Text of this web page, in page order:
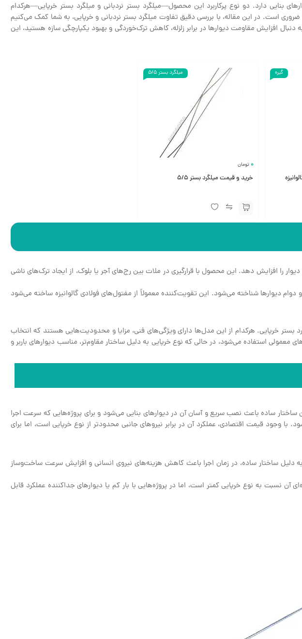
دارد. دو نوع پرکاربرد این محصول—میلگرد بستر نردبانی و میلگرد بستر خرپایی—هرکدام
است. در این مقاله، با بررسی دقیق تفاوت میلگرد بستر نردبانی و خرپایی، به شما کمک می‌کنیم
دنبال افزایش مقاومت دیوارها در برابر زلزله، کاهش ترک‌خوردگی و بهبود یکپارچگی سازه هستید، این
گیره میلگرد بستر 5/5
0 تومان
خرید و قیمت میلگرد بستر 5/5
را افزایش دهد. این محصول با قرارگیری در ملات بین رج‌های آجر یا بلوک، از ایجاد ترک‌های ناشی
و دوام دیوارها شناخته می‌شود. این تقویت‌کننده معمولاً از مفتول‌های فولادی گالوانیزه ساخته می‌شود
خرپایی. هرکدام از این مدل‌ها دارای ویژگی‌های فنی، مزایا و محدودیت‌هایی هستند که انتخاب
معمولی استفاده می‌شود، در حالی که نوع خرپایی به دلیل ساختار مقاوم‌تر، مناسب دیوارهای باربر و
ساده باعث نصب سریع و آسان آن در دیوارهای بنایی می‌شود و برای پروژه‌هایی که سرعت اجرا
با وجود قیمت اقتصادی، عملکرد آن در برابر نیروهای جانبی محدودتر از نوع خرپایی است، اما برای
دلیل ساختار ساده، در زمان اجرا باعث کاهش هزینه‌های نیروی انسانی و افزایش سرعت ساخت‌وساز
نسبت به نوع خرپایی کمتر است، اما در پروژه‌هایی با بار کم یا دیوارهای جداکننده عملکرد قابل